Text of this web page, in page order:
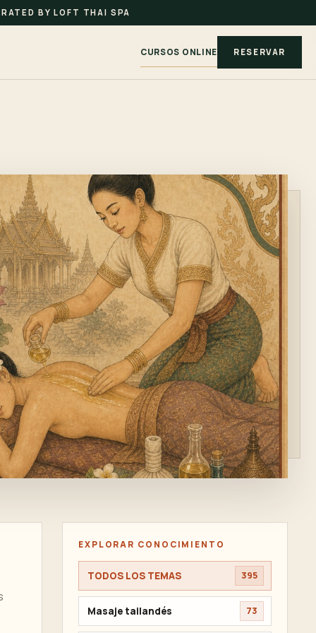
BY LOFT THAI SPA
CURSOS ONLINE RESERVAR
EXPLORAR CONOCIMIENTO
TODOS LOS TEMAS 395
Masaje tailandés 73